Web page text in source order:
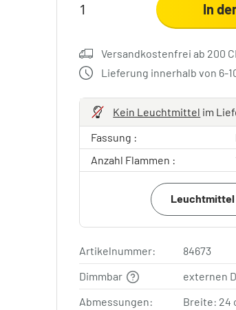
In
Versandkostenfrei ab 200
Lieferung innerhalb von 6-
Kein Leuchtmittel im
Fassung :
Anzahl Flammen :
Leuchtmittel
Artikelnummer:
84673
Dimmbar
externen
Abmessungen:
Breite: 24